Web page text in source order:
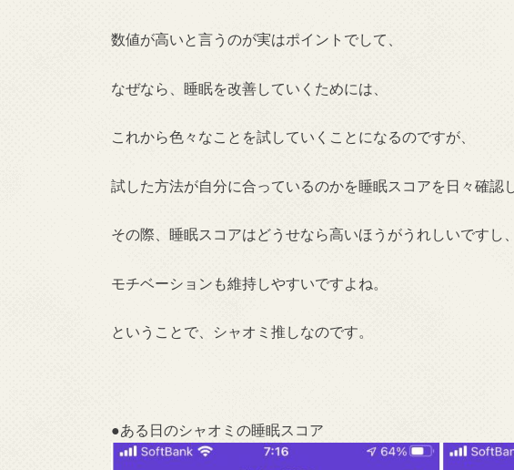
数値が高いと言うのが実はポイントでして、
なぜなら、睡眠を改善していくためには、
これから色々なことを試していくことになるのですが、
試した方法が自分に合っているのかを睡眠スコアを日々確認
その際、睡眠スコアはどうせなら高いほうがうれしいですし、
モチベーションも維持しやすいですよね。
ということで、シャオミ推しなのです。
●ある日のシャオミの睡眠スコア